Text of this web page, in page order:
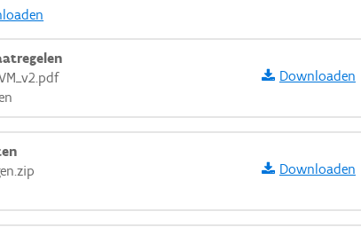
Downloaden
Downloaden